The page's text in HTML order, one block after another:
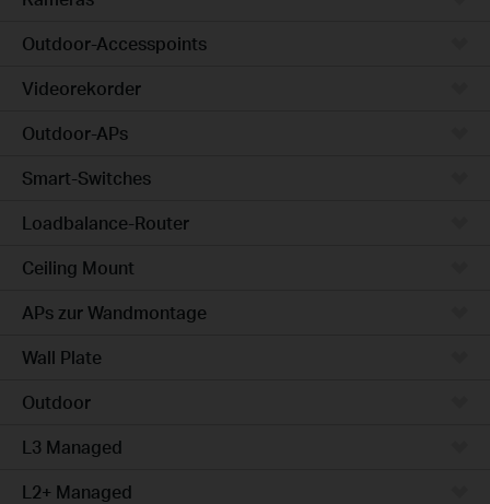
Outdoor-Accesspoints
Videorekorder
Outdoor-APs
Smart-Switches
Loadbalance-Router
Ceiling Mount
APs zur Wandmontage
Wall Plate
Outdoor
L3 Managed
L2+ Managed